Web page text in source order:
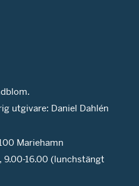
utgivare: Daniel Dahlén
Mariehamn
9.00-16.00 (lunchstängt